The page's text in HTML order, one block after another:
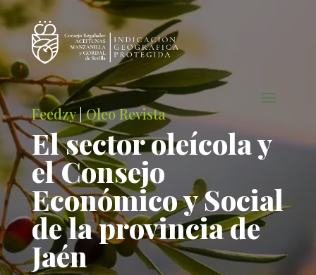
Feedzy|Oleo Revista
El sector oleícola y
el Consejo
Económico y Social
de la provincia de
Jaén